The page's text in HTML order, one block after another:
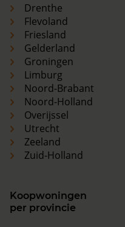
Drenthe
Flevoland
Friesland
Gelderland
Groningen
Limburg
Noord-Brabant
Noord-Holland
Overijssel
Utrecht
Zeeland
Zuid-Holland
Koopwoningen
per provincie